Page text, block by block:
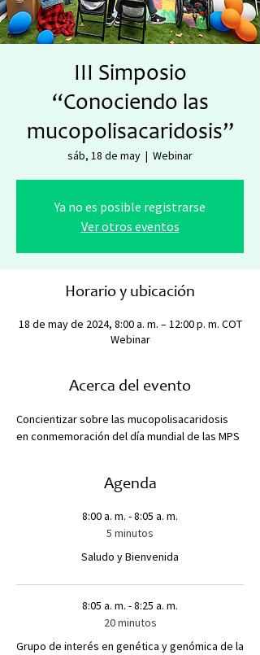
III Simposio
“Conociendo las
mucopolisacaridosis”
sáb, 18 de may
  |
Webinar
Ya no es posible registrarse
Ver otros eventos
Horario y ubicación
18 de may de 2024, 8:00 a. m. – 12:00 p. m. COT
Webinar
Acerca del evento
Concientizar sobre las mucopolisacaridosis
en conmemoración del día mundial de las MPS
Agenda
8:00 a. m. - 8:05 a. m.
5 minutos
Saludo y Bienvenida
8:05 a. m. - 8:25 a. m.
20 minutos
Grupo de interés en genética y genómica de la